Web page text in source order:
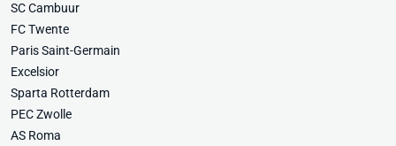
SC Cambuur
FC Twente
Paris Saint-Germain
Excelsior
Sparta Rotterdam
PEC Zwolle
AS Roma